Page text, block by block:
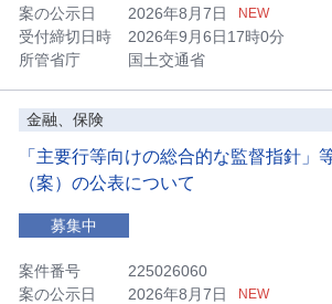
案の公示日
2026年8月7日 NEW
受付締切日時
2026年9月6日17時0分
所管省庁
国土交通省
金融、保険
「主要行等向けの総合的な監督指針」
（案）の公表について
募集中
案件番号
225026060
案の公示日
2026年8月7日 NEW